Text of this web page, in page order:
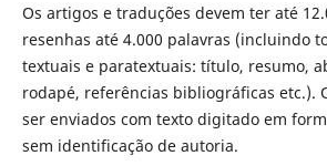
Os artigos e traduções devem ter até
resenhas até 4.000 palavras (incluindo
textuais e paratextuais: título, resumo,
rodapé, referências bibliográficas etc.).
ser enviados com texto digitado em
sem identificação de autoria.